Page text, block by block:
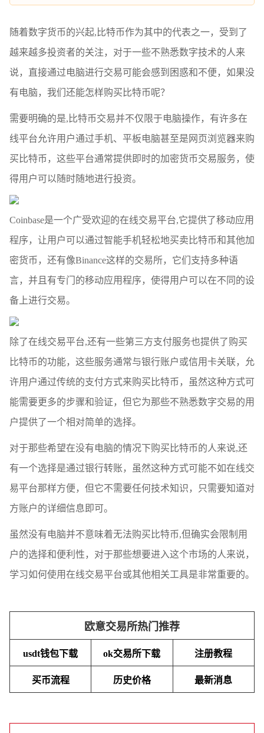
随着数字货币的兴起,比特币作为其中的代表之一，受到了
越来越多投资者的关注，对于一些不熟悉数字技术的人来
说，直接通过电脑进行交易可能会感到困惑和不便，如果没
有电脑，我们还能怎样购买比特币呢？
需要明确的是,比特币交易并不仅限于电脑操作，有许多在
线平台允许用户通过手机、平板电脑甚至是网页浏览器来购
买比特币，这些平台通常提供即时的加密货币交易服务，使
得用户可以随时随地进行投资。
Coinbase是一个广受欢迎的在线交易平台,它提供了移动应用
程序，让用户可以通过智能手机轻松地买卖比特币和其他加
密货币，还有像Binance这样的交易所，它们支持多种语
言，并且有专门的移动应用程序，使得用户可以在不同的设
备上进行交易。
除了在线交易平台,还有一些第三方支付服务也提供了购买
比特币的功能，这些服务通常与银行账户或信用卡关联，允
许用户通过传统的支付方式来购买比特币，虽然这种方式可
能需要更多的步骤和验证，但它为那些不熟悉数字交易的用
户提供了一个相对简单的选择。
对于那些希望在没有电脑的情况下购买比特币的人来说,还
有一个选择是通过银行转账，虽然这种方式可能不如在线交
易平台那样方便，但它不需要任何技术知识，只需要知道对
方账户的详细信息即可。
虽然没有电脑并不意味着无法购买比特币,但确实会限制用
户的选择和便利性，对于那些想要进入这个市场的人来说，
学习如何使用在线交易平台或其他相关工具是非常重要的。
欧意交易所热门推荐
usdt钱包下载 ok交易所下载 注册教程
买币流程 历史价格 最新消息